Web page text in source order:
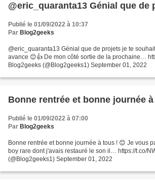
@eric_quaranta13 Génial que de
Publié le 01/09/2022 à 10:37
Par Blog2geeks
@eric_quaranta13 Génial que de projets je te
avance 😊👍 De mon côté sortie de la prochaine…
Blog2geeks (@Blog2geeks1) September 01, 2022
Bonne rentrée et bonne journée
Publié le 01/09/2022 à 07:00
Par Blog2geeks
Bonne rentrée et bonne journée à tous ! 😊 Je vous
boy rare dont j'avais restauré le son il… https://t.co/
(@Blog2geeks1) September 01, 2022